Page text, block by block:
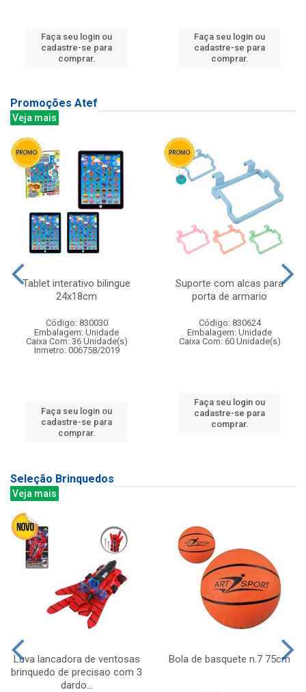
Faça seu login ou
cadastre-se para
comprar.
Faça seu login ou
cadastre-se para
comprar.
Promoções Atef
Veja mais
Tablet interativo bilingue
24x18cm
Código: 830030
Embalagem: Unidade
Caixa Com: 36 Unidade(s)
Inmetro: 006758/2019
Faça seu login ou
cadastre-se para
comprar.
Suporte com alcas para
porta de armario
Código: 830624
Embalagem: Unidade
Caixa Com: 60 Unidade(s)
Faça seu login ou
cadastre-se para
comprar.
Seleção Brinquedos
Veja mais
Luva lancadora de ventosas
brinquedo de precisao com 3
dardo...
Bola de basquete n.7 75cm